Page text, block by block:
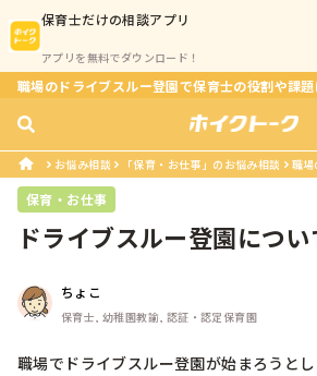
保育士だけの相談アプリ
アプリを無料でダウンロード！
職場のドライブスルー登園で保育士の役割や課題
お悩み相談 「保育・お仕事」のお悩み相談 職
保育・お仕事
ドライブスルー登園につ
ちょこ
保育士, 幼稚園教諭, 認証・認定保育園
職場でドライブスルー登園が始まろうとし